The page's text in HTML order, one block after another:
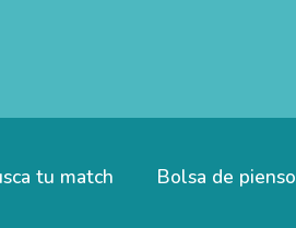
tu match Bolsa de pienso